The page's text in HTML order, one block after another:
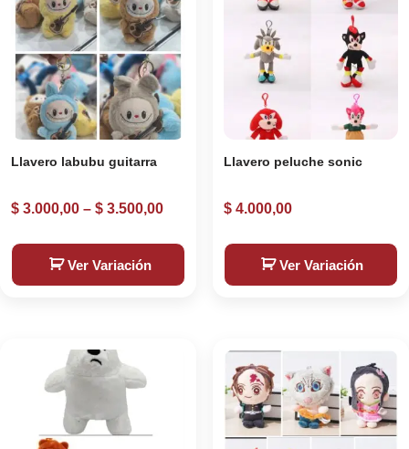
Llavero labubu guitarra
$ 3.000,00 – $ 3.500,00
Ver Variación
Llavero peluche sonic
$4.000,00
Ver Variación